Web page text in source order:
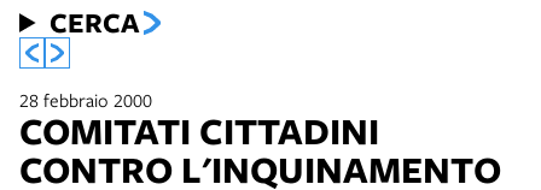
CERCA
28 febbraio 2000
COMITATI CITTADINI
CONTRO L'INQUINAMENTO